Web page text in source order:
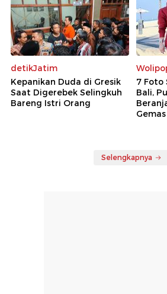
detikJatim
Kepanikan Duda di Gresik
Saat Digerebek Selingkuh
Bareng Istri Orang
7 Foto
Bali,
Gemas
Selengkapnya